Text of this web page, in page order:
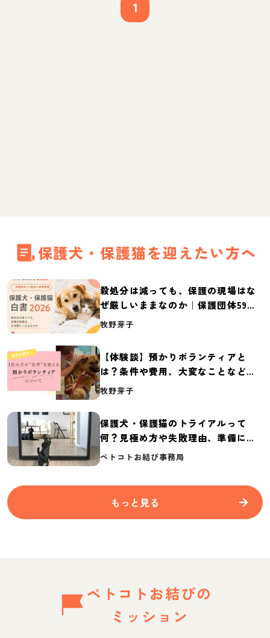
1
保護犬・保護猫を迎えたい方へ
殺処分は減っても、保護の現場はな
ぜ厳しいままなのか｜保護団体59団
体の実態調査【保護犬・保護猫白書
牧野芽子
【体験談】預かりボランティアと
は？条件や費用、大変なことなど紹
介
牧野芽子
保護犬・保護猫のトライアルって
何？見極め方や失敗理由、準備に必
要なものを紹介
ペトコトお結び事務局
もっと見る
ペトコトお結びの
ミッション